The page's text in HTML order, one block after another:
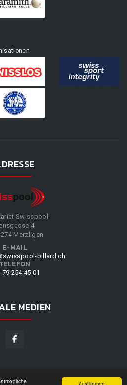
Zustimmen
Swisspool
4
Merzligen
E-MAIL
billard.ch
TELEFON
79 254 45 01
MEDIEN
|DESIGN BY UNSERE